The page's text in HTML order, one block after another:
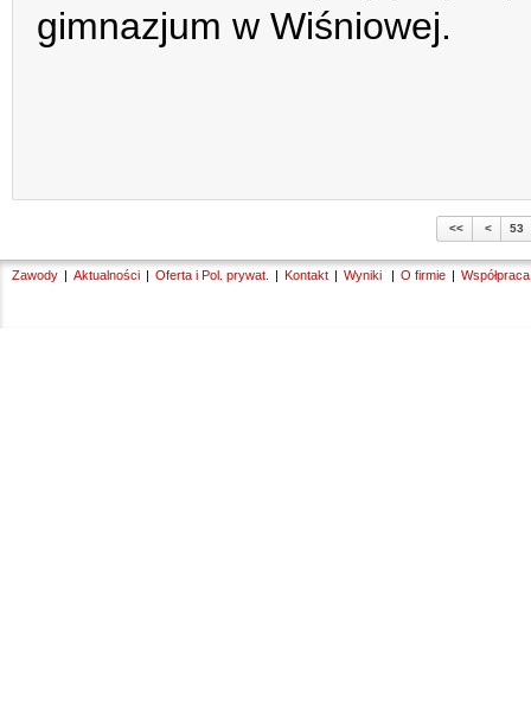
gimnazjum w Wiśniowej.
53
Zawody Aktualności Oferta i Pol. prywat. Kontakt Wyniki O firmie Współpraca